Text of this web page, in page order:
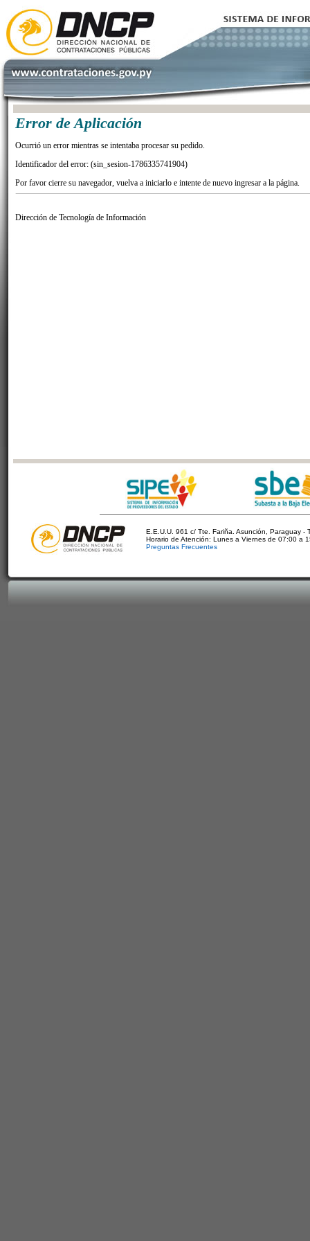
Error de Aplicación
Ocurrió un error mientras se intentaba procesar su pedido.
Identificador del error: (sin_sesion-1786335741904)
Por favor cierre su navegador, vuelva a iniciarlo e intente de nuevo ingresar a la página.
Dirección de Tecnología de Información
E.E.U.U. 961 c/ Tte. Fariña. Asunción, Paraguay -
Horario de Atención: Lunes a Viernes de 07:00 a
Preguntas Frecuentes